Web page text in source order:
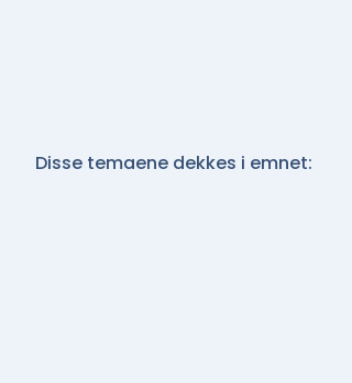
Disse temaene dekkes i emnet: